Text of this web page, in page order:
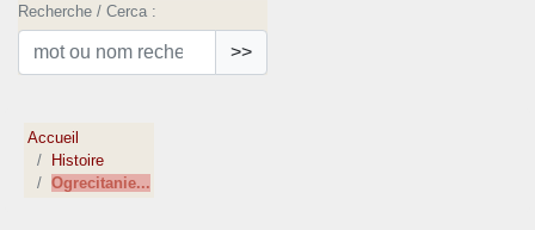
Recherche / Cerca :
>>
Accueil
Histoire
Ogrecitanie...